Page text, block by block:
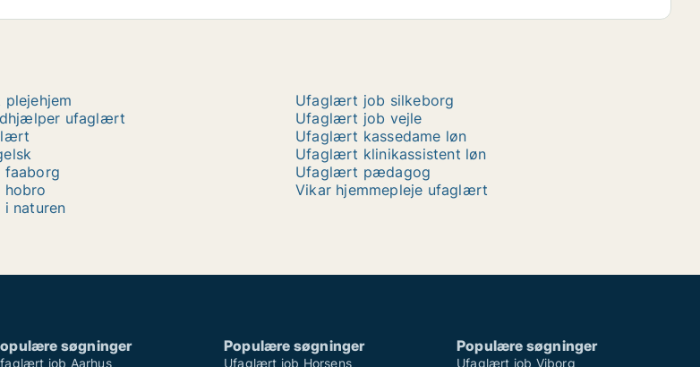
ufaglært
naturen
Ufaglært job silkeborg
Ufaglært job vejle
Ufaglært kassedame løn
Ufaglært klinikassistent løn
Ufaglært pædagog
Vikar hjemmepleje ufaglært
søgninger
job Aarhus
Populære søgninger
Ufaglært job Horsens
Populære søgninger
Ufaglært job Viborg